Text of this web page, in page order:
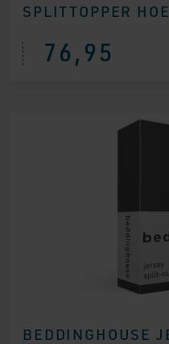
SPLITTOPPER
76,95
BEDDINGHOUSE